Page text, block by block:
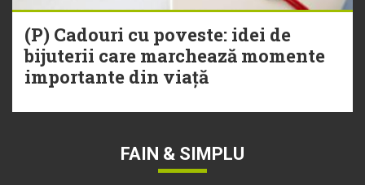
(P) Cadouri cu poveste: idei de
bijuterii care marchează momente
importante din viață
FAIN & SIMPLU